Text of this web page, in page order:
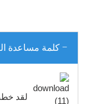
كلمة مساعدة
لقد